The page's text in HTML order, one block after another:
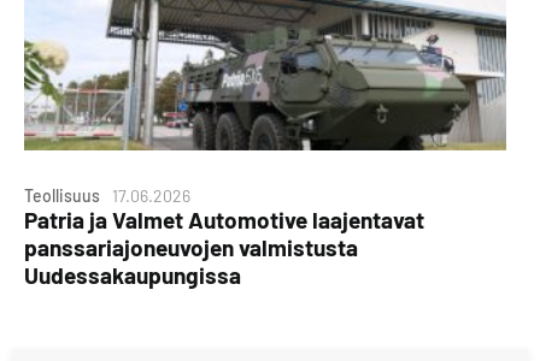
Teollisuus 17.06.2026
Patria ja Valmet Automotive laajentavat
panssariajoneuvojen valmistusta
Uudessakaupungissa